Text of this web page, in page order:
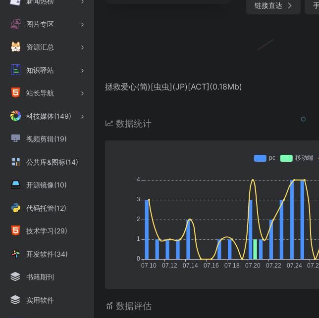
图片专区
资源汇总
知识驿站
站长导航
科技媒体(149)
视频剪辑(19)
公共库&图标(14)
开源镜像(10)
代码托管(12)
技术学习(29)
开发软件(34)
书籍期刊
实用软件
链接直达
拯救爱心(简)[虫虫](JP)[ACT](0.18Mb)
数据统计
数据评估